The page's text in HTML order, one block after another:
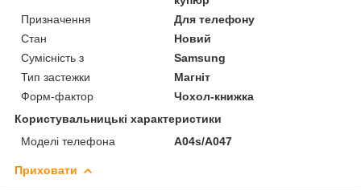
Призначення
Для телефону
Стан
Новий
Сумісність з
Samsung
Тип застежки
Магніт
Форм-фактор
Чохол-книжка
Користувальницькі характеристики
Моделі телефона
A04s/A047
Приховати